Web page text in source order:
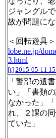
ジャングル
故が問題に
＜回転遊具
lobe.ne.jp/
3.html
[t] 2015-05-11
「警部の遺
い」「書類
なかった」
れ、２課の
ていた」